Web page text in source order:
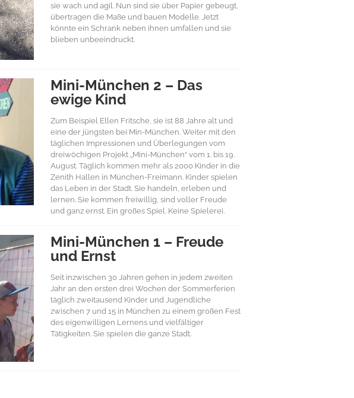
sie wach und agil. Nun sind sie über Papier gebeugt,
übertragen die Maße und bauen Modelle. Jetzt
könnte ein Schrank neben ihnen umfallen und sie
blieben unbeeindruckt.
Mini-München 2 – Das
ewige Kind
Zum Beispiel Ellen Fritsche, sie ist 88 Jahre alt und
eine der jüngsten bei Min-München. Weiter mit den
täglichen Impressionen und Überlegungen vom
dreiwöchigen Projekt „Mini-München“ vom 1. bis 19.
August. Täglich kommen mehr als 2000 Kinder in die
Zenith Hallen in München-Freimann. Kinder spielen
das Leben in der Stadt. Sie handeln, erleben und
lernen. Sie kommen freiwillig, sind voller Freude
und ganz ernst. Ein großes Spiel. Keine Spielerei.
Mini-München 1 – Freude
und Ernst
Seit inzwischen 30 Jahren gehen in jedem zweiten
Jahr an den ersten drei Wochen der Sommerferien
täglich zweitausend Kinder und Jugendliche
zwischen 7 und 15 in München zu einem großen Fest
des eigenwilligen Lernens und vielfältiger
Tätigkeiten. Sie spielen die ganze Stadt.